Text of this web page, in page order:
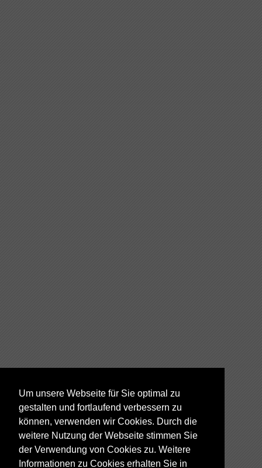
Um unsere Webseite für Sie optimal zu
gestalten und fortlaufend verbessern zu
können, verwenden wir Cookies. Durch die
weitere Nutzung der Webseite stimmen Sie
der Verwendung von Cookies zu. Weitere
Informationen zu Cookies erhalten Sie in